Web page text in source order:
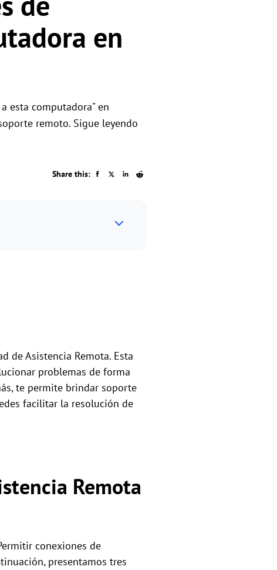
en
esta computadora" en
remoto. Sigue leyendo
Share this:
de Asistencia Remota. Esta
problemas de forma
te permite brindar soporte
facilitar la resolución de
Remota
conexiones de
presentamos tres